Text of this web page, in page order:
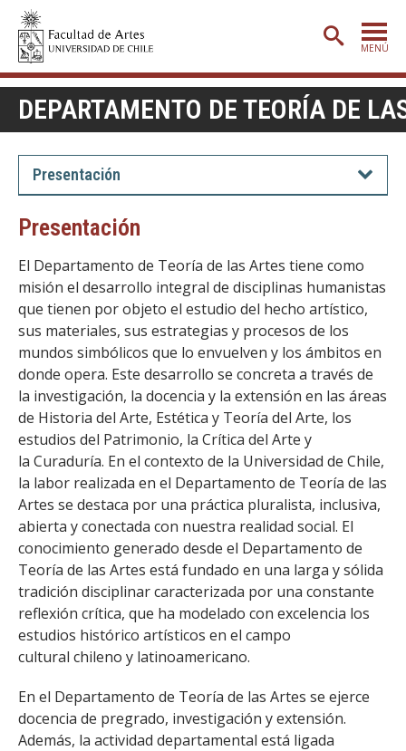
MENÚ
PORTADA
ADMISIÓN
CARRERAS
EXTENSIÓN
CREACIÓN E INVESTIGACIÓN
BIBLIOTECA
DEPARTAMENTOS
FACULTAD
Estudiantes
Académicas/os
Funcionarias/os
Egresadas/os
DEPARTAMENTO DE TEORÍA DE
Presentación
Presentación
El Departamento de Teoría de las Artes tiene como
misión el desarrollo integral de disciplinas humanistas
que tienen por objeto el estudio del hecho artístico,
sus materiales, sus estrategias y procesos de los
mundos simbólicos que lo envuelven y los ámbitos en
donde opera. Este desarrollo se concreta a través de
la investigación, la docencia y la extensión en las áreas
de Historia del Arte, Estética y Teoría del Arte, los
estudios del Patrimonio, la Crítica del Arte y
la Curaduría. En el contexto de la Universidad de Chile,
la labor realizada en el Departamento de Teoría de las
Artes se destaca por una práctica pluralista, inclusiva,
abierta y conectada con nuestra realidad social. El
conocimiento generado desde el Departamento de
Teoría de las Artes está fundado en una larga y sólida
tradición disciplinar caracterizada por una constante
reflexión crítica, que ha modelado con excelencia los
estudios histórico artísticos en el campo
cultural chileno y latinoamericano.
En el Departamento de Teoría de las Artes se ejerce
docencia de pregrado, investigación y extensión.
Además, la actividad departamental está ligada